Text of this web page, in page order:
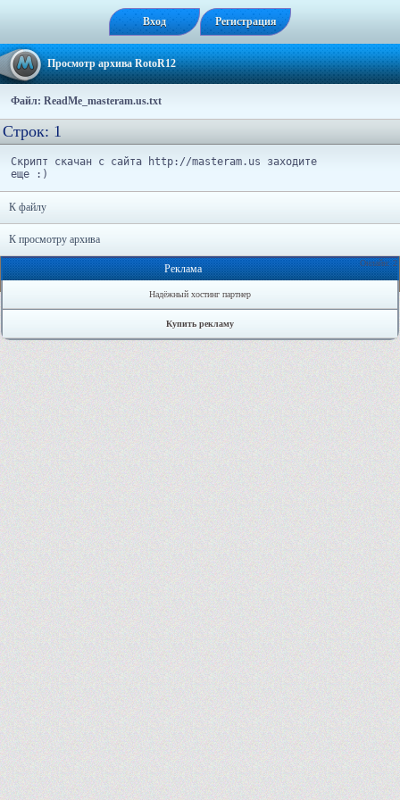
Вход Регистрация
Просмотр архива RotoR12
Файл: ReadMe_masteram.us.txt
Строк: 1
Cкрипт скачан с сайта http://masteram.us заходите
еще :)
К файлу
К просмотру архива
Онлайн: 2
Реклама
Надёжный хостинг партнер
Купить рекламу